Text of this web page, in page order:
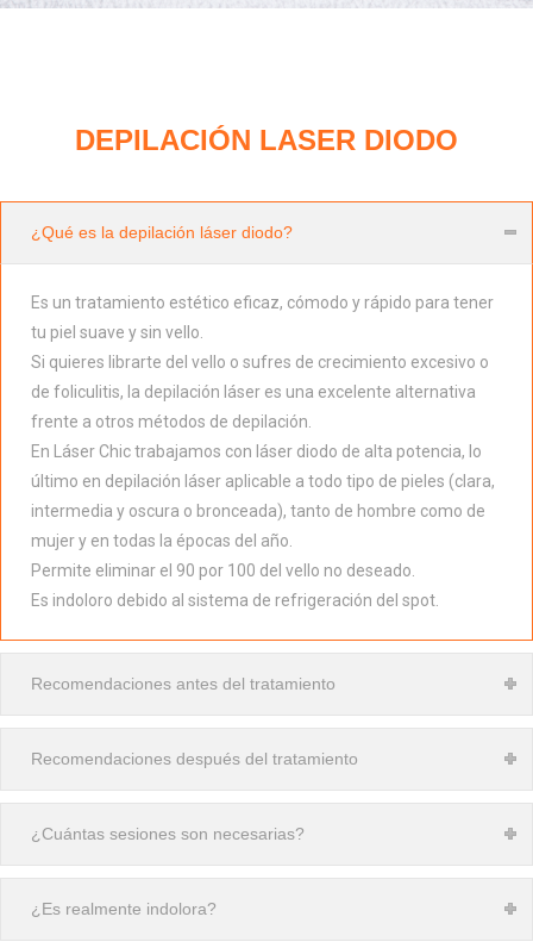
DEPILACIÓN LASER DIODO
¿Qué es la depilación láser diodo?
Es un tratamiento estético eficaz, cómodo y rápido para tener
tu piel suave y sin vello.
Si quieres librarte del vello o sufres de crecimiento excesivo o
de foliculitis, la depilación láser es una excelente alternativa
frente a otros métodos de depilación.
En Láser Chic trabajamos con láser diodo de alta potencia, lo
último en depilación láser aplicable a todo tipo de pieles (clara,
intermedia y oscura o bronceada), tanto de hombre como de
mujer y en todas la épocas del año.
Permite eliminar el 90 por 100 del vello no deseado.
Es indoloro debido al sistema de refrigeración del spot.
Recomendaciones antes del tratamiento
Recomendaciones después del tratamiento
¿Cuántas sesiones son necesarias?
¿Es realmente indolora?